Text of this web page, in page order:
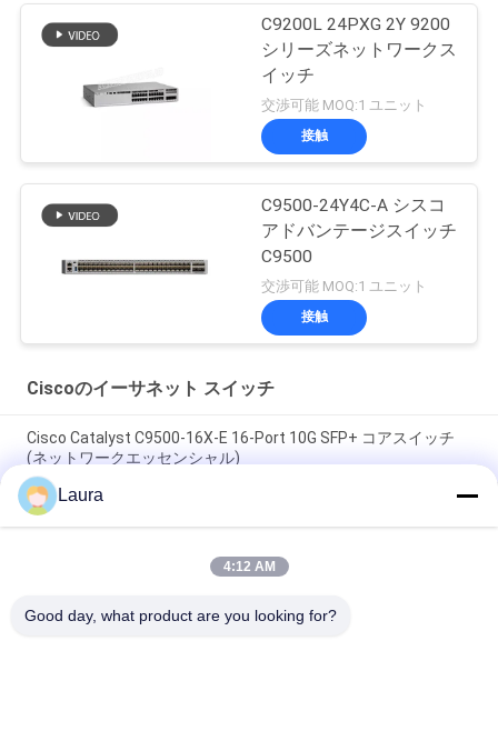
C9200L 24PXG 2Y 9200
シリーズネットワークス
イッチ
交渉可能 MOQ:1 ユニット
接触
C9500-24Y4C-A シスコ
アドバンテージスイッチ
C9500
交渉可能 MOQ:1 ユニット
接触
Ciscoのイーサネット スイッチ
Cisco Catalyst C9500-16X-E 16-Port 10G SFP+ コアスイッチ
(ネットワークエッセンシャル)
Cisco C9300X-12Y-E Catalyst 9300X 12ポート 25G/10G/1G
SFP28ファイバースイッチ (ネットワーク必須)
C9300-24P-A シスコ・カタライスト 9300 24ポート PoE+ ネッ
Laura
4:12 AM
Good day, what product are you looking for?